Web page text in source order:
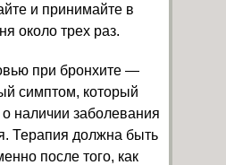
и принимайте в
около трех раз.
при бронхите —
симптом, который
о наличии заболевания
Терапия должна быть
после того, как